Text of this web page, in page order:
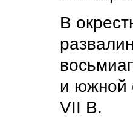
В
и южной
VII В.